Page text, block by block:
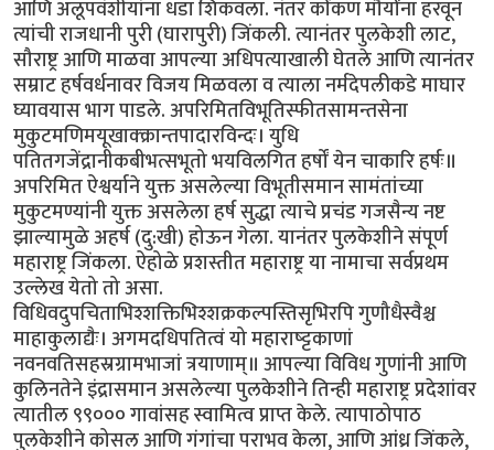
आणि अलूपवंशीयांना धडा शिकवला. नंतर कोंकण मौर्यांना हरवून
त्यांची राजधानी पुरी (घारापुरी) जिंकली. त्यानंतर पुलकेशी लाट,
सौराष्ट्र आणि माळवा आपल्या अधिपत्याखाली घेतले आणि त्यानंतर
सम्राट हर्षवर्धनावर विजय मिळवला व त्याला नर्मदेपलीकडे माघार
घ्यावयास भाग पाडले. अपरिमितविभूतिस्फीतसामन्तसेना
मुकुटमणिमयूखाक्क्रान्तपादारविन्दः। युधि
पतितगजेंद्रानीकबीभत्सभूतो भयविलगित हर्षों येन चाकारि हर्षः॥
अपरिमित ऐश्वर्याने युक्त असलेल्या विभूतीसमान सामंतांच्या
मुकुटमण्यांनी युक्त असलेला हर्ष सुद्धा त्याचे प्रचंड गजसैन्य नष्ट
झाल्यामुळे अहर्ष (दु:खी) होऊन गेला. यानंतर पुलकेशीने संपूर्ण
महाराष्ट्र जिंकला. ऐहोळे प्रशस्तीत महाराष्ट्र या नामाचा सर्वप्रथम
उल्लेख येतो तो असा.
विधिवदुपचिताभिश्शक्तिभिश्शक्रकल्पस्तिसृभिरपि गुणौधैस्वैश्च
माहाकुलाद्यैः। अगमदधिपतित्वं यो महाराष्ट्टकाणां
नवनवतिसहस्रग्रामभाजां त्रयाणाम्॥ आपल्या विविध गुणांनी आणि
कुलिनतेने इंद्रासमान असलेल्या पुलकेशीने तिन्ही महाराष्ट्र प्रदेशांवर
त्यातील ९९००० गावांसह स्वामित्व प्राप्त केले. त्यापाठोपाठ
पुलकेशीने कोसल आणि गंगांचा पराभव केला, आणि आंध्र जिंकले,